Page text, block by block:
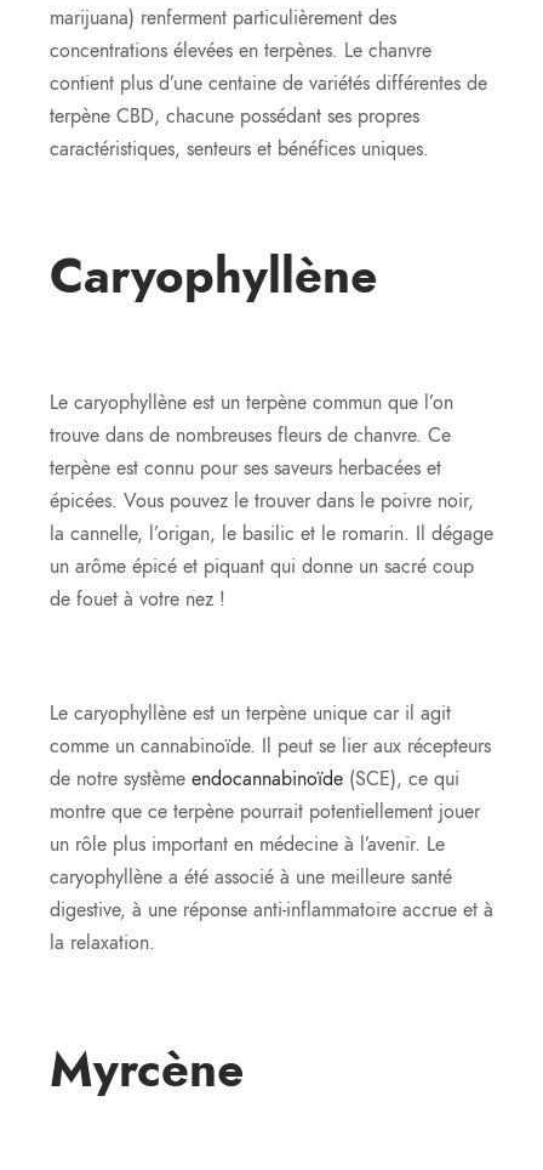
marijuana) renferment particulièrement des
concentrations élevées en terpènes. Le chanvre
contient plus d’une centaine de variétés différentes de
terpène CBD, chacune possédant ses propres
caractéristiques, senteurs et bénéfices uniques.
Caryophyllène
Le caryophyllène est un terpène commun que l’on
trouve dans de nombreuses fleurs de chanvre. Ce
terpène est connu pour ses saveurs herbacées et
épicées. Vous pouvez le trouver dans le poivre noir,
la cannelle, l’origan, le basilic et le romarin. Il dégage
un arôme épicé et piquant qui donne un sacré coup
de fouet à votre nez !
Le caryophyllène est un terpène unique car il agit
comme un cannabinoïde. Il peut se lier aux récepteurs
de notre système endocannabinoïde (SCE), ce qui
montre que ce terpène pourrait potentiellement jouer
un rôle plus important en médecine à l’avenir. Le
caryophyllène a été associé à une meilleure santé
digestive, à une réponse anti-inflammatoire accrue et à
la relaxation.
Myrcène